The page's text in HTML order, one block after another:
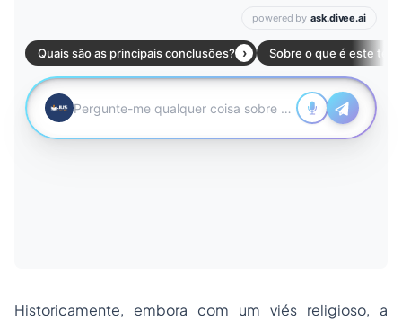
Historicamente, embora com um viés religioso, a